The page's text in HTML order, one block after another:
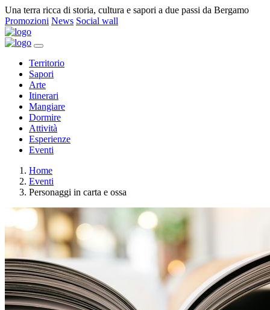
Una terra ricca di storia, cultura e sapori a due passi da Bergamo
Promozioni News Social wall
Territorio
Sapori
Arte
Itinerari
Mangiare
Dormire
Attività
Esperienze
Eventi
Home
Eventi
Personaggi in carta e ossa